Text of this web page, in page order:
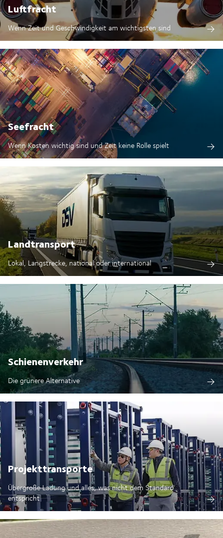
Luftfracht
Wenn Zeit und Geschwindigkeit am wichtigsten sind
Seefracht
Wenn Kosten wichtig sind und Zeit keine Rolle spielt
Landtransport
Lokal, Langstrecke, national oder international
Schienenverkehr
Die grünere Alternative
Projekttransporte
Übergroße Ladung und alles, was nicht dem Standard
entspricht